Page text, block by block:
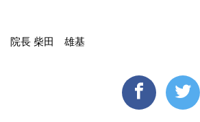
院長 柴田 雄基